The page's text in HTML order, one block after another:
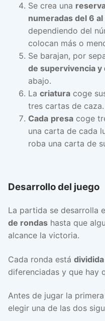
Se crea una
numeradas del 6 al
dependiendo del
colocan más o
Se barajan, por
de supervivencia y
abajo.
La criatura coge
tres cartas de caza.
Cada presa coge
una carta de cada
roba una carta de
Desarrollo del juego
La partida se desarrolla
de rondas hasta que
alcance la victoria.
Cada ronda está
diferenciadas y que hay
Antes de jugar la
elegir una de las dos